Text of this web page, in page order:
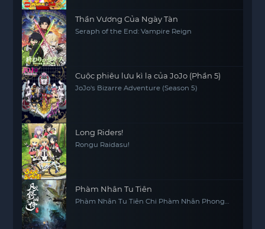
Thần Vương Của Ngày Tàn
Seraph of the End: Vampire Reign
Cuộc phiêu lưu kì lạ của JoJo (Phần 5)
JoJo's Bizarre Adventure (Season 5)
Long Riders!
Rongu Raidasu!
Phàm Nhân Tu Tiên
Phàm Nhân Tu Tiên Chi Phàm Nhân Phong